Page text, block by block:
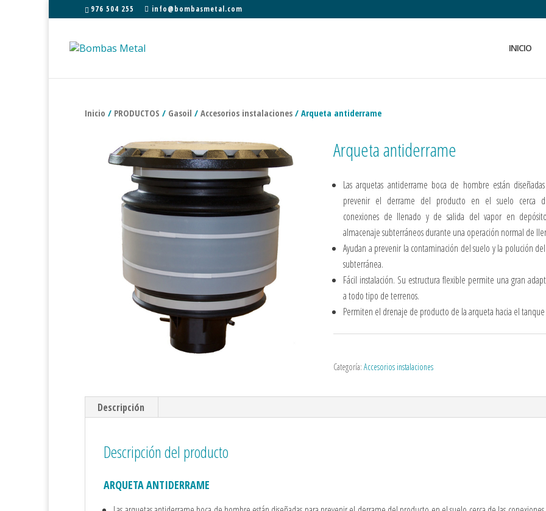
976 504 255 info@bombasmetal.com
INICIO
Inicio / PRODUCTOS / Gasoil /Accesorios instalaciones / Arqueta antiderrame
Arqueta antiderrame
Las arquetas antiderrame boca de hombre están
prevenir el derrame del producto en el suelo cerca
conexiones de llenado y de salida del vapor en
almacenaje subterráneos durante una operación normal de
Ayudan a prevenir la contaminación del suelo y la polución
subterránea.
Fácil instalación. Su estructura flexible permite una gran
a todo tipo de terrenos.
Permiten el drenaje de producto de la arqueta hacia el tanque
Categoría:Accesorios instalaciones
Descripción
Descripción del producto
ARQUETA ANTIDERRAME